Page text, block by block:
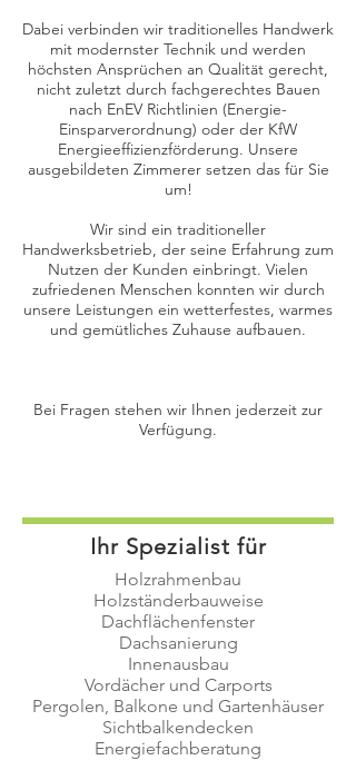
Dabei verbinden wir traditionelles Handwerk
mit modernster Technik und werden
höchsten Ansprüchen an Qualität gerecht,
nicht zuletzt durch fachgerechtes Bauen
nach EnEV Richtlinien (Energie-
Einsparverordnung) oder der KfW
Energieeffizienzförderung. Unsere
ausgebildeten Zimmerer setzen das für Sie
um!
Wir sind ein traditioneller
Handwerksbetrieb, der seine Erfahrung zum
Nutzen der Kunden einbringt. Vielen
zufriedenen Menschen konnten wir durch
unsere Leistungen ein wetterfestes, warmes
und gemütliches Zuhause aufbauen.
Bei Fragen stehen wir Ihnen jederzeit zur
Verfügung.
Ihr Spezialist für
Holzrahmenbau
Holzständerbauweise
Dachflächenfenster
Dachsanierung
Innenausbau
Vordächer und Carports
Pergolen, Balkone und Gartenhäuser
Sichtbalkendecken
Energiefachberatung